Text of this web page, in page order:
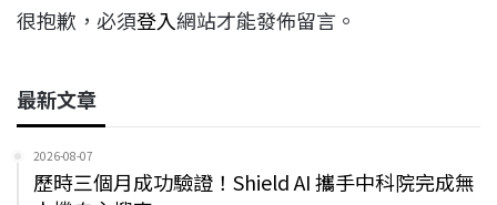
很抱歉，必須登入網站才能發佈留言。
最新文章
2026-08-07
歷時三個月成功驗證！Shield AI 攜手中科院完成無